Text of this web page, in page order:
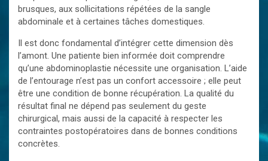
brusques, aux sollicitations répétées de la sangle
abdominale et à certaines tâches domestiques.
Il est donc fondamental d’intégrer cette dimension dès
l’amont. Une patiente bien informée doit comprendre
qu’une abdominoplastie nécessite une organisation. L’aide
de l’entourage n’est pas un confort accessoire ; elle peut
être une condition de bonne récupération. La qualité du
résultat final ne dépend pas seulement du geste
chirurgical, mais aussi de la capacité à respecter les
contraintes postopératoires dans de bonnes conditions
concrètes.